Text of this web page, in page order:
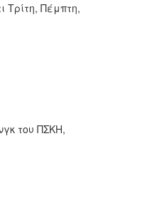
Τρίτη, Πέμπτη,
του ΠΣΚΗ,